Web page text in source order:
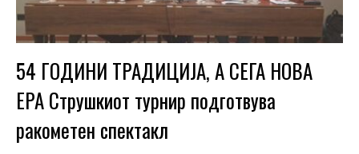
54 ГОДИНИ ТРАДИЦИЈА, А СЕГА НОВА
ЕРА Струшкиот турнир подготвува
ракометен спектакл